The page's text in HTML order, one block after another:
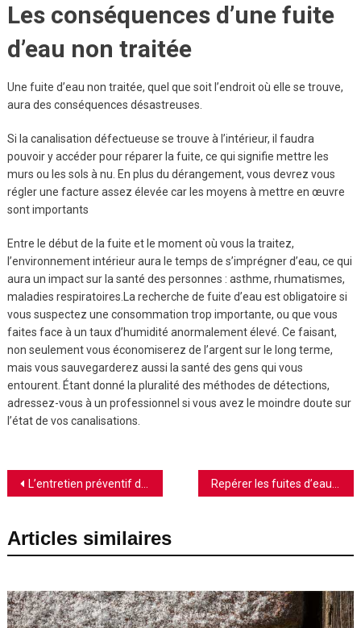
Les conséquences d’une fuite
d’eau non traitée
Une fuite d’eau non traitée, quel que soit l’endroit où elle se trouve,
aura des conséquences désastreuses.
Si la canalisation défectueuse se trouve à l’intérieur, il faudra
pouvoir y accéder pour réparer la fuite, ce qui signifie mettre les
murs ou les sols à nu. En plus du dérangement, vous devrez vous
régler une facture assez élevée car les moyens à mettre en œuvre
sont importants
Entre le début de la fuite et le moment où vous la traitez,
l’environnement intérieur aura le temps de s’imprégner d’eau, ce qui
aura un impact sur la santé des personnes : asthme, rhumatismes,
maladies respiratoires.La recherche de fuite d’eau est obligatoire si
vous suspectez une consommation trop importante, ou que vous
faites face à un taux d’humidité anormalement élevé. Ce faisant,
non seulement vous économiserez de l’argent sur le long terme,
mais vous sauvegarderez aussi la santé des gens qui vous
entourent. Étant donné la pluralité des méthodes de détections,
adressez-vous à un professionnel si vous avez le moindre doute sur
l’état de vos canalisations.
Navigation
l’article
L’entretien préventif des canalisations
Articles similaires